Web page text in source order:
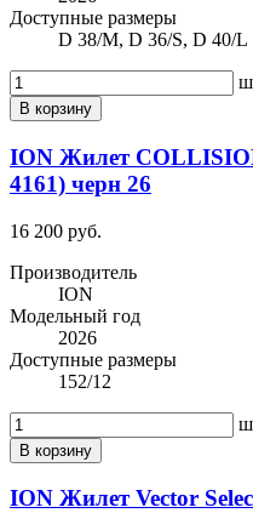
Доступные размеры
D 38/M, D 36/S, D 40/L
В корзину
ION Жилет
4161) черн 26
16 200 руб.
Производитель
ION
Модельный год
2026
Доступные размеры
152/12
В корзину
ION Жилет Vector